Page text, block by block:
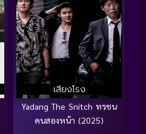
เสียงโรง
Yadang The Snitch ทรชน
คนสองหน้า (2025)